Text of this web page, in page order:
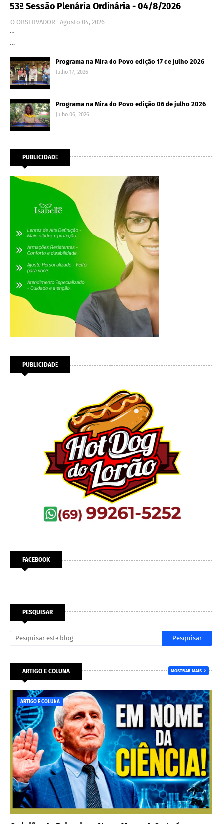
53ª Sessão Plenária Ordinária - 04/8/2026
O OBSERVADOR
Agosto 04, 2026
…
…
Programa na Mira do Povo edição 17 de julho 2026
Julho 17, 2026
Programa na Mira do Povo edição 06 de julho 2026
Julho 06, 2026
PUBLICIDADE
PUBLICIDADE
FACEBOOK
PESQUISAR
ARTIGO E COLUNA MOSTRAR MAIS
ARTIGO E COLUNA